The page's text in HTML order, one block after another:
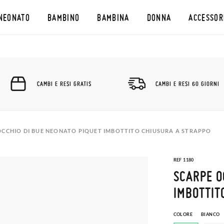
BAMBINO BAMBINA DONNA
CAMBI E RESI GRATIS CAMBI E RESI 60 GIORNI
DI BUE NEONATO PIQUET IMBOTTITO CHIUSURA A STRAPPO
REF 1180
SCARPE
COLORE BIANCO